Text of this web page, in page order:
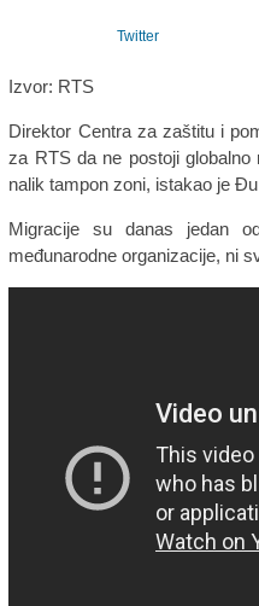
Twitter
Izvor: RTS
Direktor Centra za zaštitu i
za RTS da ne postoji
nalik tampon zoni, istakao je
Migracije su danas jedan
međunarodne organizacije, ni